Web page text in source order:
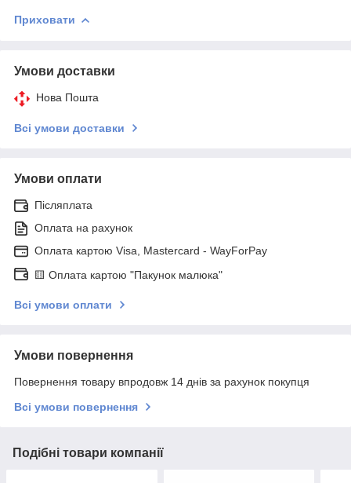
Приховати
Умови доставки
Нова Пошта
Всі умови доставки
Умови оплати
Післяплата
Оплата на рахунок
Оплата картою Visa, Mastercard - WayForPay
🟨 Оплата картою "Пакунок малюка"
Всі умови оплати
Умови повернення
Повернення товару впродовж 14 днів за рахунок покупця
Всі умови повернення
Подібні товари компанії